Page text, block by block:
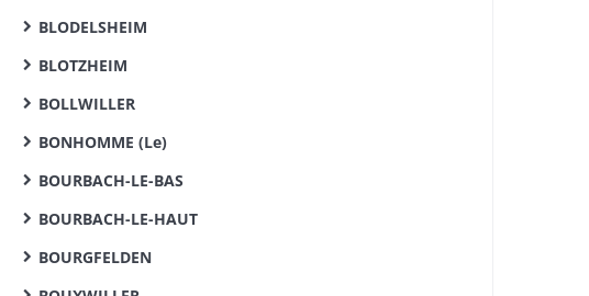
BLODELSHEIM
BLOTZHEIM
BOLLWILLER
BONHOMME (Le)
BOURBACH-LE-BAS
BOURBACH-LE-HAUT
BOURGFELDEN